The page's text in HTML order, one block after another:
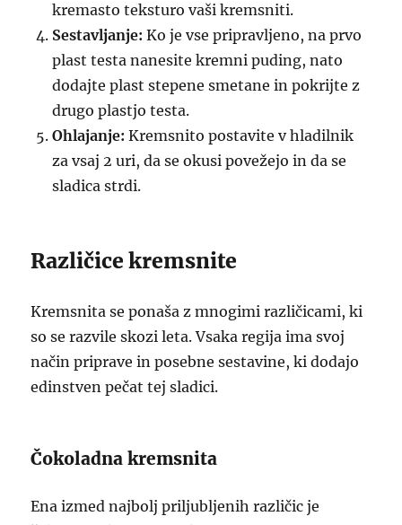
kremasto teksturo vaši kremsniti.
Sestavljanje: Ko je vse pripravljeno, na prvo
plast testa nanesite kremni puding, nato
dodajte plast stepene smetane in pokrijte z
drugo plastjo testa.
Ohlajanje: Kremsnito postavite v hladilnik
za vsaj 2 uri, da se okusi povežejo in da se
sladica strdi.
Različice kremsnite
Kremsnita se ponaša z mnogimi različicami, ki
so se razvile skozi leta. Vsaka regija ima svoj
način priprave in posebne sestavine, ki dodajo
edinstven pečat tej sladici.
Čokoladna kremsnita
Ena izmed najbolj priljubljenih različic je